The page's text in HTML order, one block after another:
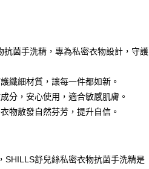
抗菌手洗精，專為私密衣物設計，守護
纖細材質，讓每一件都如新。
分，安心使用，適合敏感肌膚。
物散發自然芬芳，提升自信。
SHILLS舒兒絲私密衣物抗菌手洗精是